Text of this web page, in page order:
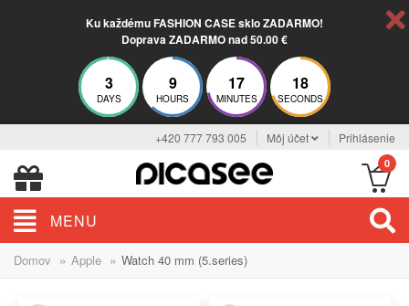
Ku každému FASHION CASE sklo ZADARMO!
Doprava ZADARMO nad 50.00 €
3
DAYS
9
HOURS
17
MINUTES
18
SECONDS
+420 777 793 005 Môj účet Prihlásenie
0
MENU
Domov » Apple » Watch 40 mm (5.series)